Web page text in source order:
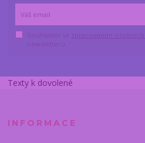
Texty k dovolené
INFORMACE